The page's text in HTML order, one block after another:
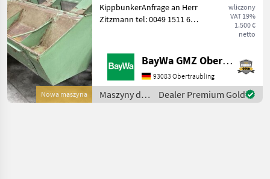
AKTUALNA
ŚCIEŻKA
technika
rolnicza
Maszyny Do
Warzywnictwa
Inne Maszyny
Do
Zresetuj
Pokaż 1
wyników
Nowa maszyna
wliczony
VAT 19%
1.500 €
netto
KippbunkerAnfrage an Herr
Zitzmann tel: 0049 1511 610
maszyny do warzywnictwa
BayWa GMZ Obertraubling
93083 Obertraubling
Maszyny do
warzywnictwa
Dealer Premium Gold